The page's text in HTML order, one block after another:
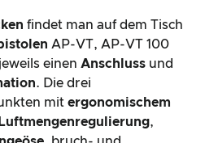
findet man auf dem Tisch
AP-VT, AP-VT 100
einen Anschluss und
. Die drei
mit ergonomischem
,